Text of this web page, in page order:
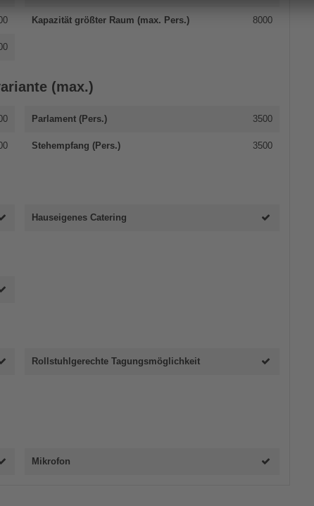
Kapazität größter Raum (max. Pers.) 8000
(max.)
Parlament (Pers.) 3500
Stehempfang (Pers.) 3500
Hauseigenes Catering
Rollstuhlgerechte Tagungsmöglichkeit
Mikrofon